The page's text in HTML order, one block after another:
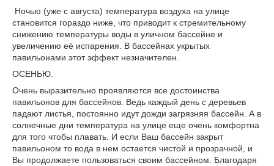
Ночью (уже с августа) температура воздуха на улице
становится гораздо ниже, что приводит к стремительному
снижению температуры воды в уличном бассейне и
увеличению её испарения. В бассейнах укрытых
павильонами этот эффект незначителен.
ОСЕНЬЮ.
Очень выразительно проявляются все достоинства
павильонов для бассейнов. Ведь каждый день с деревьев
падают листья, постоянно идут дожди загрязняя бассейн. А в
солнечные дни температура на улице еще очень комфортна
для того чтобы плавать. И если Ваш бассейн закрыт
павильоном то вода в нем остается чистой и прозрачной, и
Вы продолжаете пользоваться своим бассейном. Благодаря